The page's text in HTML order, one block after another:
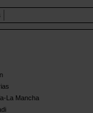
La Mancha